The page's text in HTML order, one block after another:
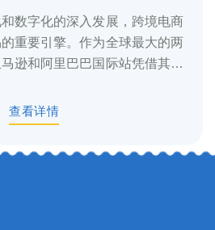
数字化的深入发展，跨境电商
重要引擎。作为全球最大的两
逊和阿里巴巴国际站凭借其庞
查看详情